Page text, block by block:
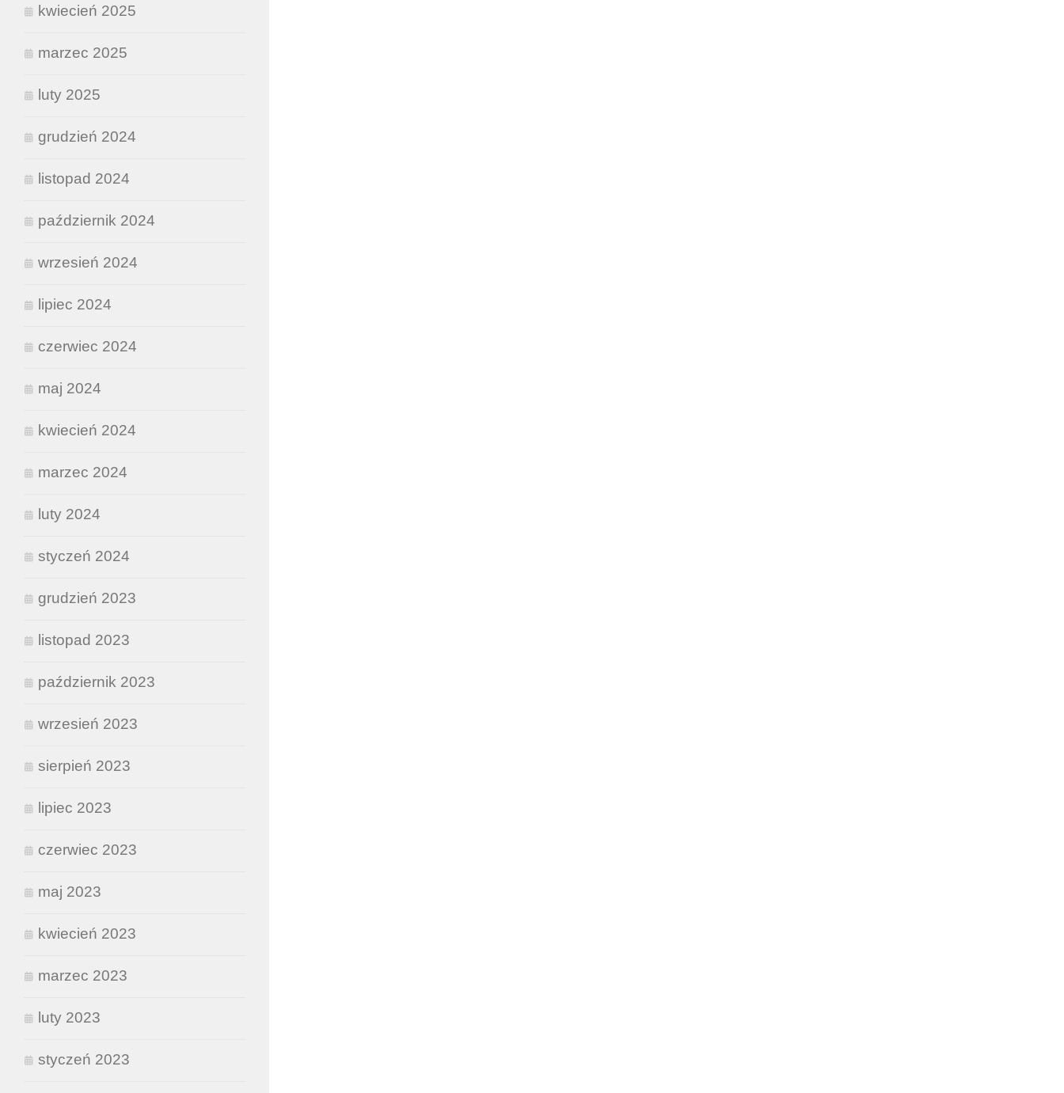
kwiecień 2025
marzec 2025
luty 2025
grudzień 2024
listopad 2024
październik 2024
wrzesień 2024
lipiec 2024
czerwiec 2024
maj 2024
kwiecień 2024
marzec 2024
luty 2024
styczeń 2024
grudzień 2023
listopad 2023
październik 2023
wrzesień 2023
sierpień 2023
lipiec 2023
czerwiec 2023
maj 2023
kwiecień 2023
marzec 2023
luty 2023
styczeń 2023